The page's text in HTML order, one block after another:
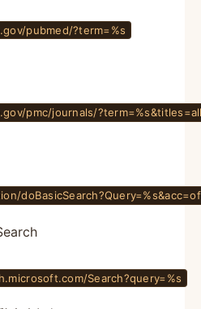
pubmed/?term=%s
pmc/journals/
Search?query=%s